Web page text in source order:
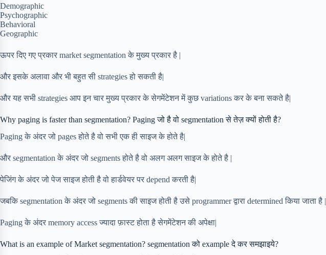
Demographic
Psychographic
Behavioral
Geographic
ऊपर दिए गए प्रकार market segmentation के मुख्य प्रकार है |
और इसके अलावा और भी बहुत सी strategies हो सकती है|
और यह सभी strategies आप इन चार मुख्य प्रकार के सेगमेंटेशन में कुछ variations कर के बना सकते है|
Why paging is faster than segmentation? Paging जो है वो segmentation से तेज़ क्यों होती है?
Paging के अंदर जो pages होते है वो सभी एक ही साइज के होते है|
और segmentation के अंदर जो segments होते है वो अलग अलग साइज के होते है |
पेजिंग के अंदर जो पेज साइज होती है वो हार्डवेयर पर depend करती है|
जबकि segmentation के अंदर जो segments की साइज होती है उसे programmer द्वारा determined किया जाता है |
Paging के अंदर memory access ज्यादा फ़ास्ट होता है सेगमेंटेशन की अपेक्षा|
What is an example of Market segmentation? segmentation को example दे कर समझाइये?